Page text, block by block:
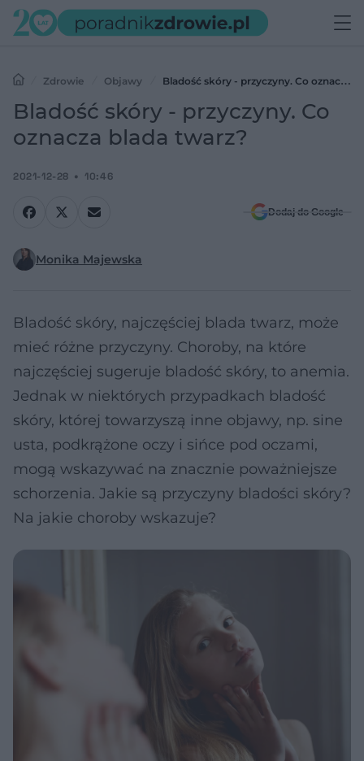
Zdrowie Objawy
Bladość skóry - przyczyny. Co oznacza
blada twarz?
Bladość skóry - przyczyny. Co
oznacza blada twarz?
2021-12-28 10:46
Dodaj do Google
Monika Majewska
Bladość skóry, najczęściej blada twarz, może
mieć różne przyczyny. Choroby, na które
najczęściej sugeruje bladość skóry, to anemia.
Jednak w niektórych przypadkach bladość
skóry, której towarzyszą inne objawy, np. sine
usta, podkrążone oczy i sińce pod oczami,
mogą wskazywać na znacznie poważniejsze
schorzenia. Jakie są przyczyny bladości skóry?
Na jakie choroby wskazuje?